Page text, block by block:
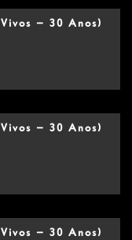
– 30 Anos)
– 30 Anos)
– 30 Anos)